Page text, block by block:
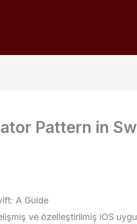
Pattern in
A Guide
ve özelleştirilmiş iOS